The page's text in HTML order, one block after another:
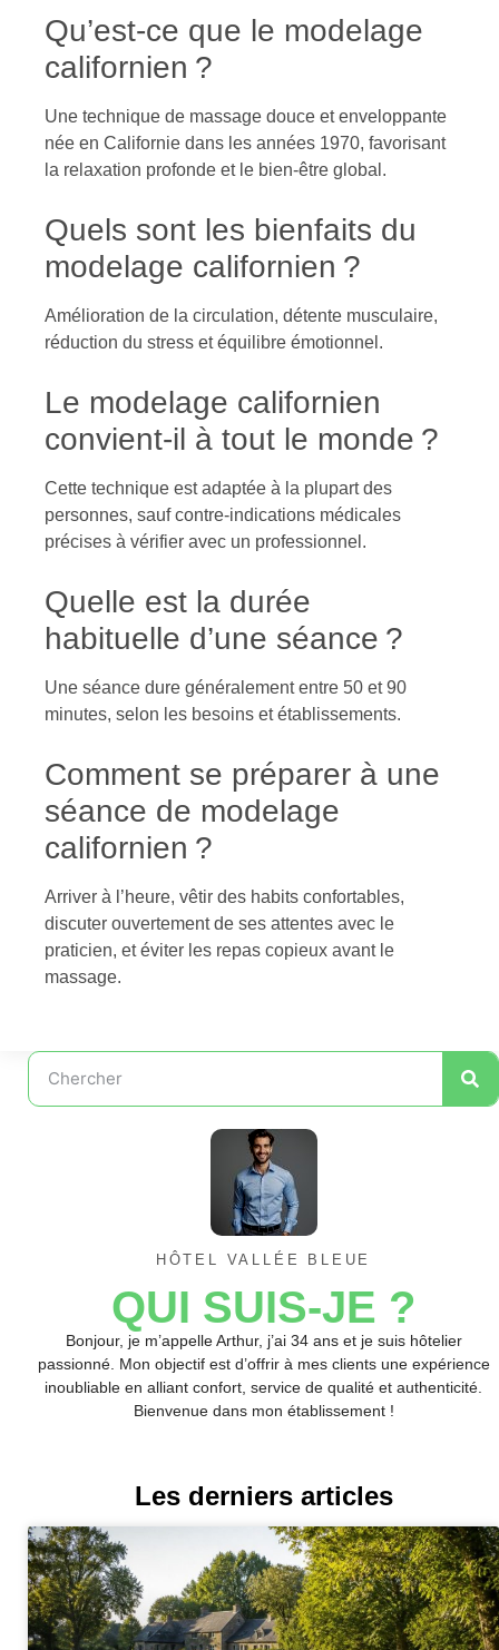
Qu’est-ce que le modelage
californien ?
Une technique de massage douce et enveloppante
née en Californie dans les années 1970, favorisant
la relaxation profonde et le bien-être global.
Quels sont les bienfaits du
modelage californien ?
Amélioration de la circulation, détente musculaire,
réduction du stress et équilibre émotionnel.
Le modelage californien
convient-il à tout le monde ?
Cette technique est adaptée à la plupart des
personnes, sauf contre-indications médicales
précises à vérifier avec un professionnel.
Quelle est la durée
habituelle d’une séance ?
Une séance dure généralement entre 50 et 90
minutes, selon les besoins et établissements.
Comment se préparer à une
séance de modelage
californien ?
Arriver à l’heure, vêtir des habits confortables,
discuter ouvertement de ses attentes avec le
praticien, et éviter les repas copieux avant le
massage.
HÔTEL VALLÉE BLEUE
QUI SUIS-JE ?
Bonjour, je m’appelle Arthur, j’ai 34 ans et je suis hôtelier
passionné. Mon objectif est d’offrir à mes clients une expérience
inoubliable en alliant confort, service de qualité et authenticité.
Bienvenue dans mon établissement !
Les derniers articles